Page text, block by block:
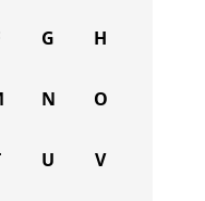
G H
N O
U V